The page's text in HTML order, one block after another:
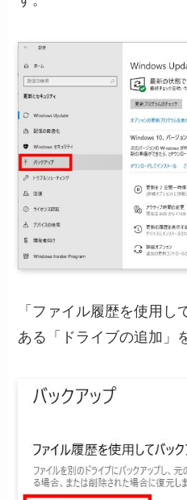
「ファイル履歴を使用
ある「ドライブの追加」